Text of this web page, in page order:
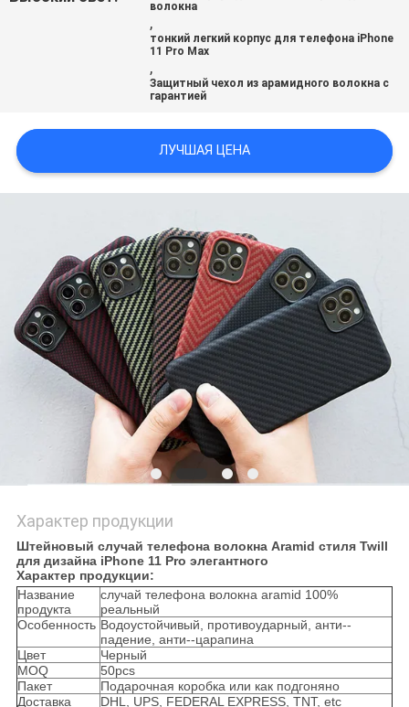
САЙТА
PRIVACY
волокна
,
тонкий легкий корпус для телефона iPhone
11 Pro Max
,
Защитный чехол из арамидного волокна с
гарантией
ЛУЧШАЯ ЦЕНА
Характер продукции
Штейновый случай телефона волокна Aramid стиля Twill
для дизайна iPhone 11 Pro элегантного
Характер продукции:
Название
продукта
случай телефона волокна aramid 100%
реальный
Особенность Водоустойчивый, противоударный, анти--
падение, анти--царапина
Цвет
Черный
MOQ
50pcs
Пакет
Подарочная коробка или как подгоняно
Доставка
DHL, UPS, FEDERAL EXPRESS, TNT, etc